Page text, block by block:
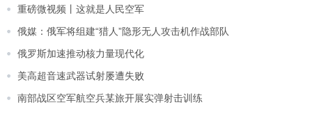
重磅微视频丨这就是人民空军
俄媒：俄军将组建“猎人”隐形无人攻击机作战部队
俄罗斯加速推动核力量现代化
美高超音速武器试射屡遭失败
南部战区空军航空兵某旅开展实弹射击训练